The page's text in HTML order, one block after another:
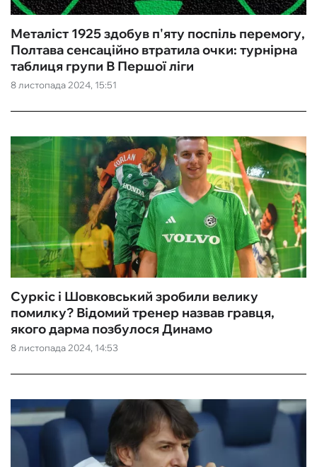
8 листопада 2024, 15:51
Металіст 1925 здобув п'яту поспіль перемогу,
Полтава сенсаційно втратила очки: турнірна
таблиця групи В Першої ліги
8 листопада 2024, 14:53
Суркіс і Шовковський зробили велику
помилку? Відомий тренер назвав гравця,
якого дарма позбулося Динамо